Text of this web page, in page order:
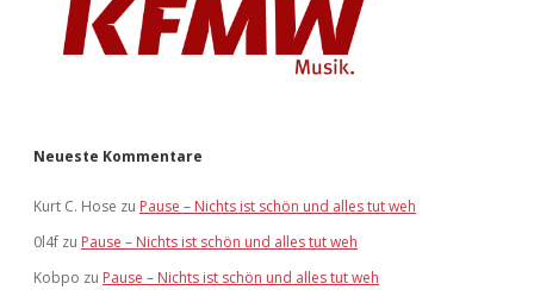
Neueste Kommentare
Kurt C. Hose zu Pause – Nichts ist schön und alles tut weh
0l4f zu Pause – Nichts ist schön und alles tut weh
Kobpo zu Pause – Nichts ist schön und alles tut weh